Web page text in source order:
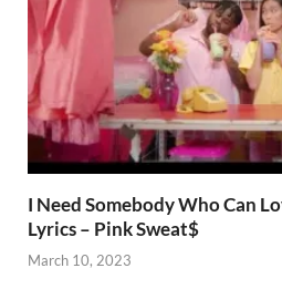
I Need Somebody Who Can
Lyrics – Pink Sweat$
March 10, 2023